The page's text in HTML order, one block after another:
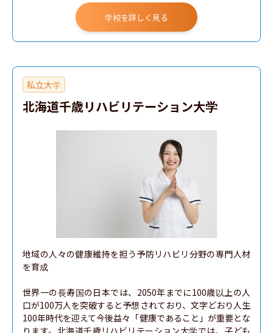
臨床工学科
学校を詳しく見る
私立大学
北海道千歳リハビリテーション大学
地域の人々の健康維持を担う予防リハビリ分野の専門人材
を育成
世界一の長寿国の日本では、2050年までに100歳以上の人
口が100万人を突破すると予想されており、文字どおり人生
100年時代を迎えて今後益々「健康であること」が重要とな
ります。北海道千歳リハビリテーション大学では、子ども